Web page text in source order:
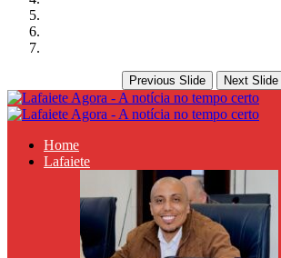
Previous Slide Next Slide
Home
Lafaiete